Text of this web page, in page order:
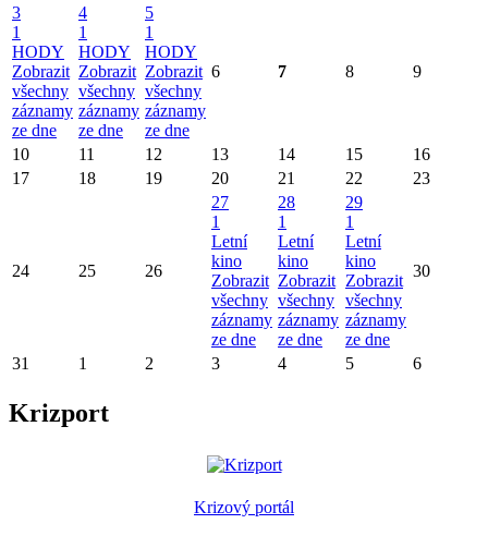
3
1
HODY
Zobrazit
všechny
záznamy
ze dne
4
1
HODY
Zobrazit
všechny
záznamy
ze dne
5
1
HODY
Zobrazit
všechny
záznamy
ze dne
6 7 8 9
10 11 12 13 14 15
16
17
18 19 20 21 22 23
24 25 26
27
1
Letní
kino
Zobrazit
všechny
záznamy
ze dne
28
1
Letní
kino
Zobrazit
všechny
záznamy
ze dne
29
1
Letní
kino
Zobrazit
všechny
záznamy
ze dne
30
31 1 2 3 4 5 6
Krizport
Krizový portál